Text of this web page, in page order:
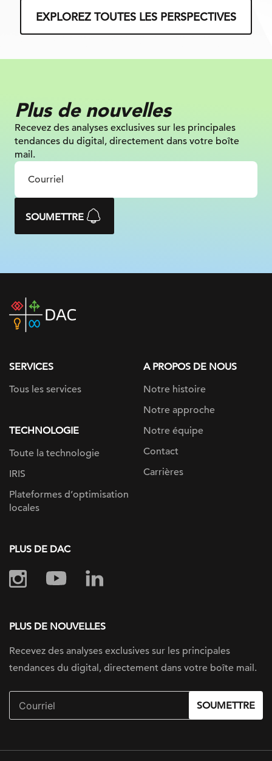
EXPLOREZ TOUTES LES PERSPECTIVES
Plus de nouvelles
Recevez des analyses exclusives sur les principales
tendances du digital, directement dans votre boîte
mail.
SOUMETTRE
DAC
home
SERVICES
Tous les services
TECHNOLOGIE
Toute la technologie
IRIS
Plateformes d’optimisation
locales
A PROPOS DE NOUS
Notre histoire
Notre approche
Notre équipe
Contact
Carrières
PLUS DE DAC
PLUS DE NOUVELLES
Recevez des analyses exclusives sur les principales
tendances du digital, directement dans votre boîte mail.
SOUMETTRE